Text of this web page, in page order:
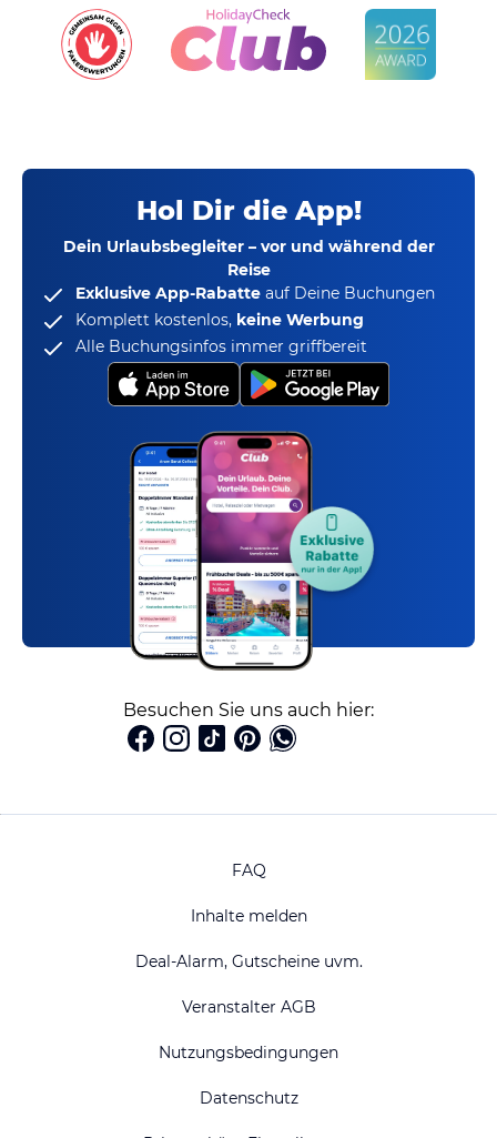
Hol Dir die App!
Dein Urlaubsbegleiter – vor und während der
Reise
Exklusive App-Rabatte auf Deine Buchungen
Komplett kostenlos, keine Werbung
Alle Buchungsinfos immer griffbereit
Besuchen Sie uns auch hier:
FAQ
Inhalte melden
Deal-Alarm, Gutscheine uvm.
Veranstalter AGB
Nutzungsbedingungen
Datenschutz